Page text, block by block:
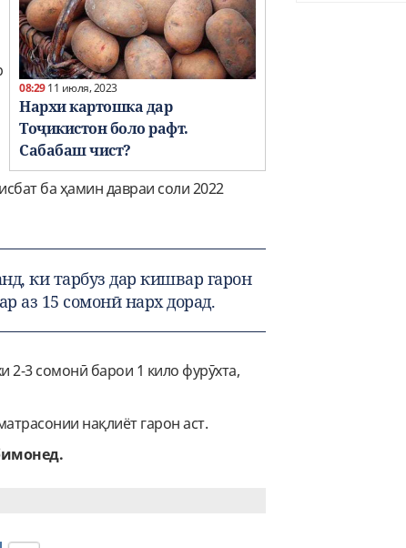
08:2911 июля, 2023
Нархи картошка дар
Тоҷикистон боло рафт.
Сабабаш чист?
ба ҳамин давраи соли 2022
ки тарбуз дар кишвар гарон
аз 15 сомонӣ нарх дорад.
2-3 сомонӣ барои 1 кило фурӯхта,
нақлиёт гарон аст.